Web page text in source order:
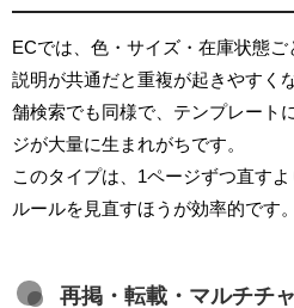
ECでは、色・サイズ・在庫状態
説明が共通だと重複が起きやすく
舗検索でも同様で、テンプレート
ジが大量に生まれがちです。
このタイプは、1ページずつ直す
ルールを見直すほうが効率的です。
再掲・転載・マルチチ